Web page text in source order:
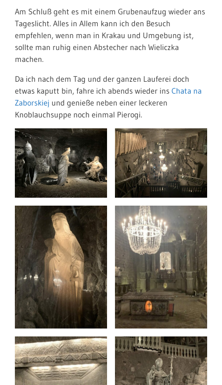
Am Schluß geht es mit einem Grubenaufzug wieder ans
Tageslicht. Alles in Allem kann ich den Besuch
empfehlen, wenn man in Krakau und Umgebung ist,
sollte man ruhig einen Abstecher nach Wieliczka
machen.
Da ich nach dem Tag und der ganzen Lauferei doch
etwas kaputt bin, fahre ich abends wieder ins Chata na
Zaborskiej und genieße neben einer leckeren
Knoblauchsuppe noch einmal Pierogi.